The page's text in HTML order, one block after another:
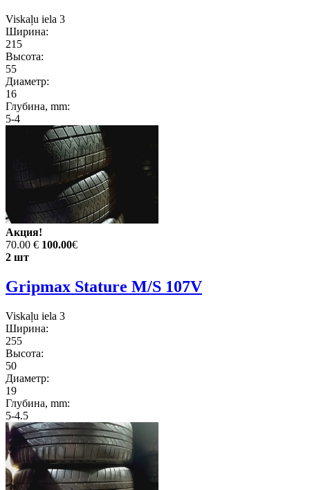
Viskaļu iela 3
Ширина:
215
Высота:
55
Диаметр:
16
Глубина, mm:
5-4
Акция!
70.00 € 100.00€
2 шт
Gripmax Stature M/S 107V
Viskaļu iela 3
Ширина:
255
Высота:
50
Диаметр:
19
Глубина, mm:
5-4.5